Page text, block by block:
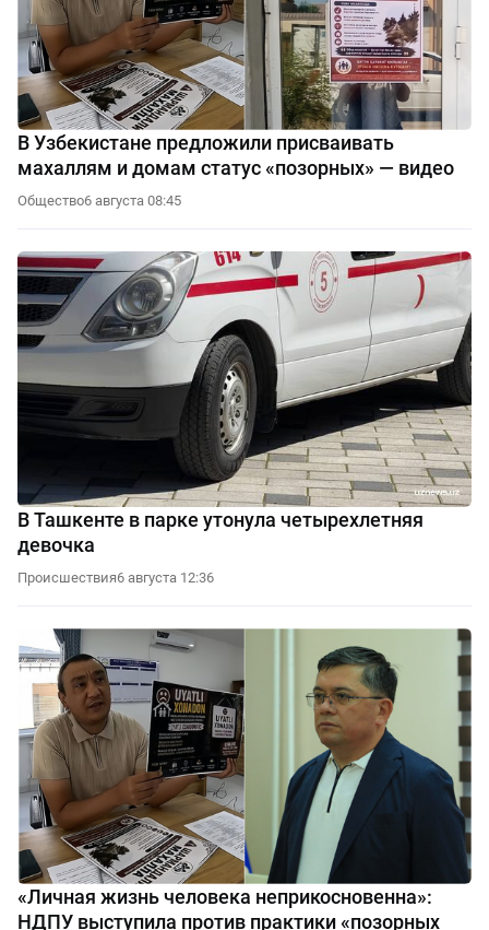
В Узбекистане предложили присваивать
махаллям и домам статус «позорных» — видео
Общество6 августа 08:45
В Ташкенте в парке утонула четырехлетняя
девочка
Происшествия6 августа 12:36
«Личная жизнь человека неприкосновенна»:
НДПУ выступила против практики «позорных